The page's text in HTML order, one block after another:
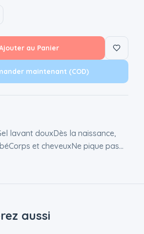
au Panier
maintenant (COD)
lavant douxDès la naissance,
et cheveuxNe pique pas
Nouvelle formule
de culture bio. Riche en
en douceur. La peau est
et les cheveux sont
aussi